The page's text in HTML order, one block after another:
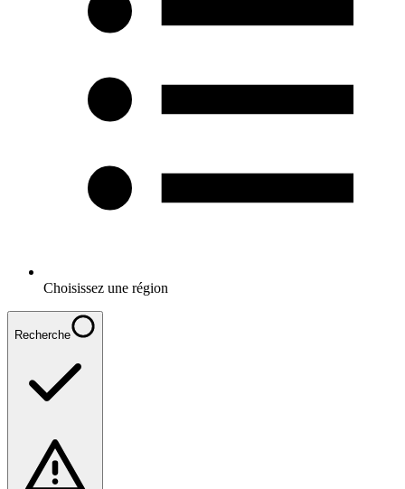
Choisissez une région
Recherche